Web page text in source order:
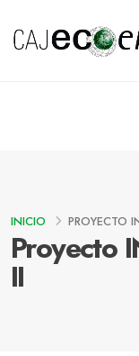
Proyecto
II
INICIO PROYECTO